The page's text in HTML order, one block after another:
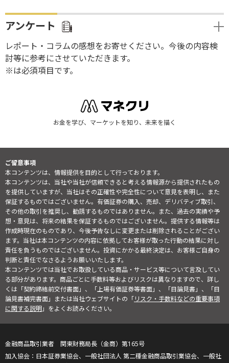
アンケート
レポート・コラムの感想をお寄せください。今後の内容検
討等に参考にさせていただきます。
※は必須項目です。
お金を学び、マーケットを知り、未来を描く
ご留意事項
本コンテンツは、情報提供を目的として行っております。
本コンテンツは、当社や当社が信頼できると考える情報源から提供されたもの
を提供していますが、当社はその正確性や完全性について意見を表明し、また
保証するものではございません。有価証券の購入、売却、デリバティブ取引、
その他の取引を推奨し、勧誘するものではありません。また、過去の実績や予
想・意見は、将来の結果を保証するものではございません。提供する情報等は
作成時現在のものであり、今後予告なしに変更または削除されることがござい
ます。当社は本コンテンツの内容に依拠してお客様が取った行動の結果に対し
責任を負うものではございません。投資にかかる最終決定は、お客様ご自身の
判断と責任でなさるようお願いいたします。
本コンテンツでは当社でお取扱している商品・サービス等について言及してい
る部分があります。商品ごとに手数料等およびリスクは異なりますので、詳し
くは「契約締結前交付書面」、「上場有価証券等書面」、「目論見書」、「目
論見書補完書面」または当社ウェブサイトの「リスク・手数料などの重要事項
に関する説明」をよくお読みください。
金融商品取引業者 関東財務局長（金商）第165号
日本証券業協会、一般社団法人 第二種金融商品取引業協会、一般社